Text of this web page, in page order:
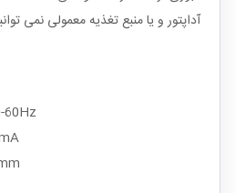
آداپتور و یا منبع تغذیه معمولی نمی
60Hz